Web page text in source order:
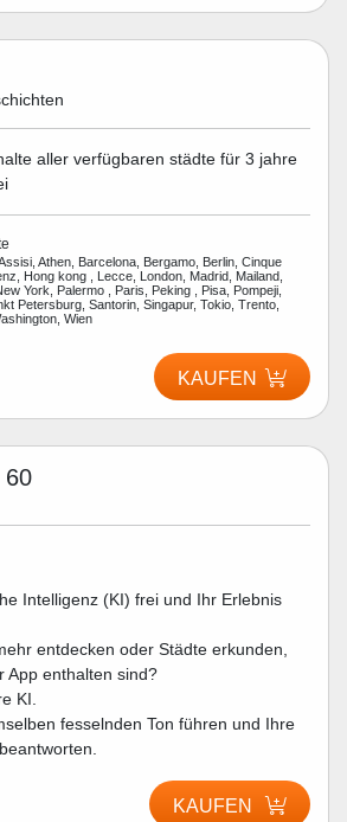
aller verfügbaren städte für 3 jahre
Athen, Barcelona, Bergamo, Berlin, Cinque
Hong kong , Lecce, London, Madrid, Mailand,
York, Palermo , Paris, Peking , Pisa, Pompeji,
Petersburg, Santorin, Singapur, Tokio, Trento,
Wien
KAUFEN
60
Intelligenz (KI) frei und Ihr Erlebnis
entdecken oder Städte erkunden,
App enthalten sind?
KI.
fesselnden Ton führen und Ihre
KAUFEN